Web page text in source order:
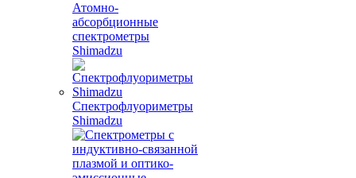
Атомно-
абсорбционные
спектрометры
Shimadzu
Спектрофлуориметры
Shimadzu